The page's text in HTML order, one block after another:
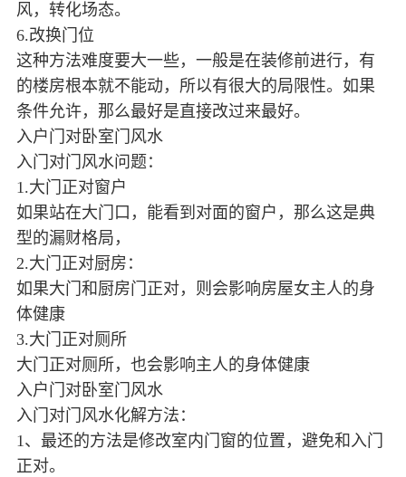
风，转化场态。
6.改换门位
这种方法难度要大一些，一般是在装修前进行，有
的楼房根本就不能动，所以有很大的局限性。如果
条件允许，那么最好是直接改过来最好。
入户门对卧室门风水
入门对门风水问题：
1.大门正对窗户
如果站在大门口，能看到对面的窗户，那么这是典
型的漏财格局，
2.大门正对厨房：
如果大门和厨房门正对，则会影响房屋女主人的身
体健康
3.大门正对厕所
大门正对厕所，也会影响主人的身体健康
入户门对卧室门风水
入门对门风水化解方法：
1、最还的方法是修改室内门窗的位置，避免和入门
正对。